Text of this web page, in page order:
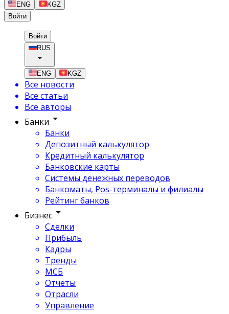
ENG
KGZ
Войти
Войти
RUS
ENG KGZ
Все новости
Все статьи
Все авторы
Банки
Банки
Депозитный калькулятор
Кредитный калькулятор
Банковские карты
Системы денежных переводов
Банкоматы, Pos-терминалы и филиалы
Рейтинг банков
Бизнес
Сделки
Прибыль
Кадры
Тренды
МСБ
Отчеты
Отрасли
Управление